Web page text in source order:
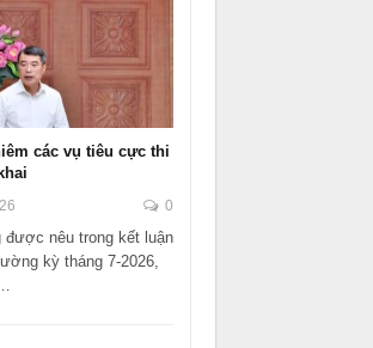
các vụ tiêu cực thi
0
nêu trong kết luận
kỳ tháng 7-2026,